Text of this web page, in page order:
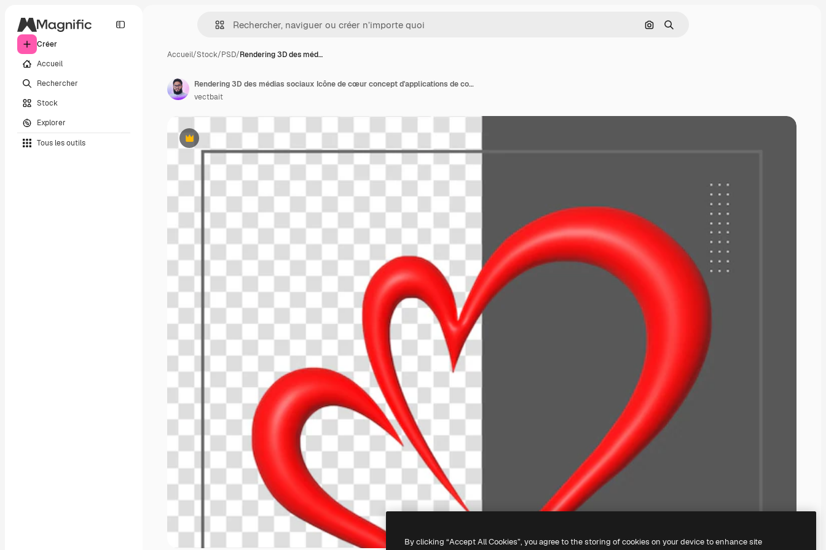
Créer
Accueil
Rechercher
Stock
Explorer
Tous les outils
Rechercher par image
Rechercher
Accueil/Stock/PSD/Rendering 3D des méd…
Premium
Rendering 3D des médias sociaux Icône de cœur concept d'applications de communication sociale en ligne
vectbait
By clicking “Accept All Cookies”, you agree to the storing of cookies on your device to enhance site